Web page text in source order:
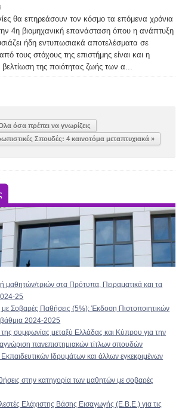
θα επηρεάσουν τον κόσμο τα επόμενα χρόνια
4η βιομηχανική επανάσταση όπου η ανάπτυξη
ήδη εντυπωσιακά αποτελέσματα σε
τους στόχους της επιστήμης είναι και η
βελτίωση της ποιότητας ζωής των α...
όσα πρέπει να γνωρίζεις
Σπουδές: 4 καινοτόμα μεταπτυχιακά »
μαθητών/τριών στα Πρότυπα, Πειραματικά και τα
25
με Σοβαρές Παθήσεις (5%): Έκδοση Πιστοποιητικών
2024-2025
συμφωνίας μεταξύ Ελλάδας και Κύπρου για την
πανεπιστημιακών τίτλων σπουδών
Ιδρυμάτων και άλλων εγκεκριμένων
στην κατηγορία των μαθητών με σοβαρές
Ελάχιστης Βάσης Εισαγωγής (Ε.Β.Ε.) για τις